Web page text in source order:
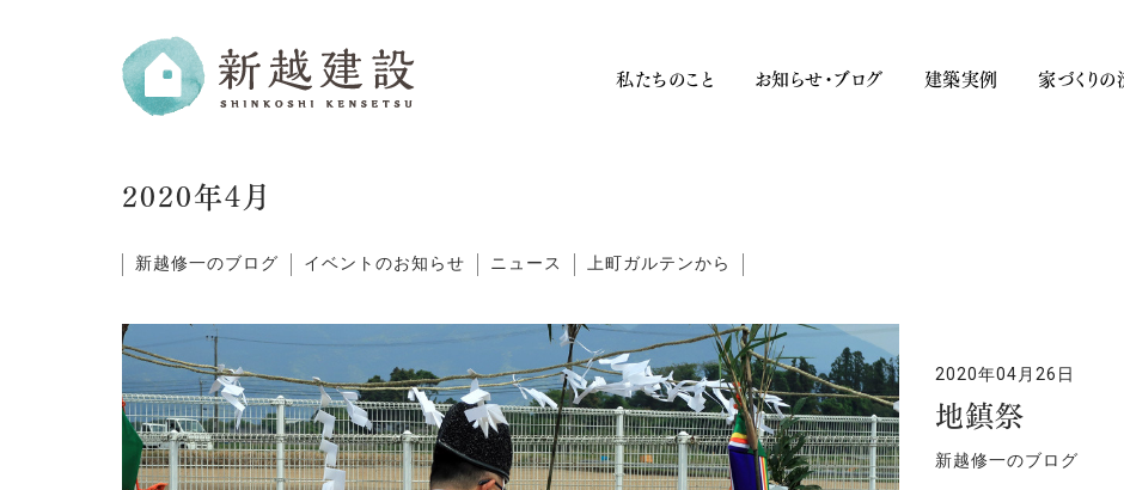
私たちのこと お知らせ・ブログ 建築実例 家づくりの
2020年4月
新越修一のブログ イベントのお知らせ ニュース 上町ガルテンから
2020年04月26日
地鎮祭
新越修一のブログ